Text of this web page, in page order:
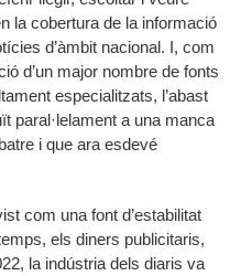
la cobertura de la informació
d’àmbit nacional. I, com
d’un major nombre de fonts
especialitzats, l’abast
paral·lelament a una manca
i que ara esdevé
com una font d’estabilitat
els diners publicitaris,
la indústria dels diaris va